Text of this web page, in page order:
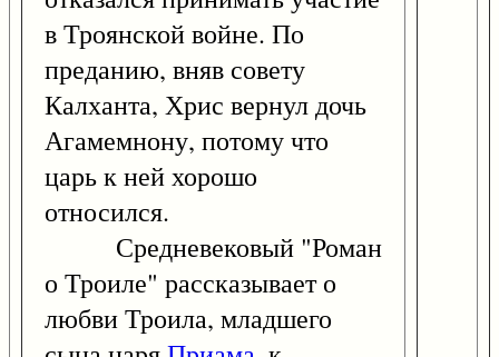
в Троянской войне. По
преданию, вняв совету
Калханта, Хрис вернул дочь
Агамемнону, потому что
царь к ней хорошо
относился.
Средневековый "Роман
о Троиле" рассказывает о
любви Троила, младшего